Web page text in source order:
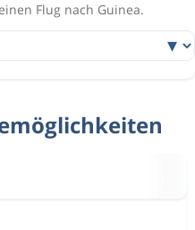
Flug nach Guinea.